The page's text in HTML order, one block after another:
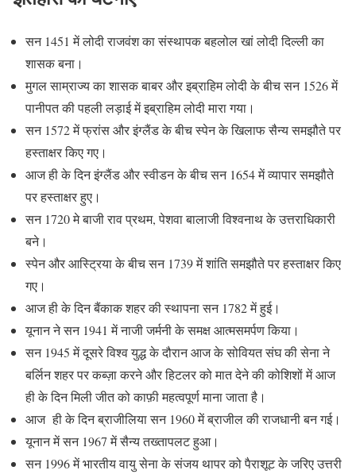
सन 1451 में लोदी राजवंश का संस्थापक बहलोल खां लोदी दिल्ली का
शासक बना।
मुगल साम्राज्य का शासक बाबर और इब्राहिम लोदी के बीच सन 1526 में
पानीपत की पहली लड़ाई में इब्राहिम लोदी मारा गया।
सन 1572 में फ्रांस और इंग्लैंड के बीच स्पेन के खिलाफ सैन्य समझौते पर
हस्ताक्षर किए गए।
आज ही के दिन इंग्लैंड और स्वीडन के बीच सन 1654 में व्यापार समझौते
पर हस्ताक्षर हुए।
सन 1720 मे बाजी राव प्रथम, पेशवा बालाजी विश्वनाथ के उत्तराधिकारी
बने।
स्पेन और आस्ट्रिया के बीच सन 1739 में शांति समझौते पर हस्ताक्षर किए
गए।
आज ही के दिन बैंकाक शहर की स्थापना सन 1782 में हुई।
यूनान ने सन 1941 में नाजी जर्मनी के समक्ष आत्मसमर्पण किया।
सन 1945 में दूसरे विश्व युद्ध के दौरान आज के सोवियत संघ की सेना ने
बर्लिन शहर पर कब्ज़ा करने और हिटलर को मात देने की कोशिशों में आज
ही के दिन मिली जीत को काफ़ी महत्वपूर्ण माना जाता है।
आज ही के दिन ब्राजीलिया सन 1960 में ब्राजील की राजधानी बन गई।
यूनान में सन 1967 में सैन्य तख्तापलट हुआ।
सन 1996 में भारतीय वायु सेना के संजय थापर को पैराशूट के जरिए उत्तरी